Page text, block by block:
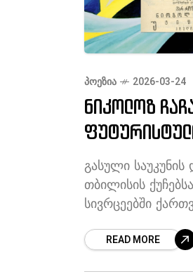
ᲞᲝᲔᲖᲘᲐ 2026-03-24
ნიკოლოზ
გასული საუკუნის
თბილისის
სივრცეებში
ორი ძირითადი
READ MORE